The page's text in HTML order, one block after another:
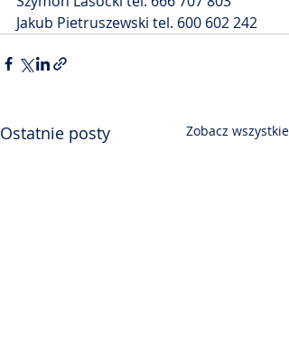
Jakub Pietruszewski tel. 600 602 242
Ostatnie posty Zobacz wszystkie